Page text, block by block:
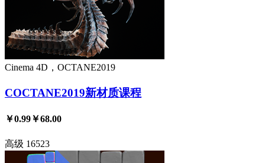
Cinema 4D，OCTANE2019
COCTANE2019新材质课程
￥0.99￥68.00
高级 16523